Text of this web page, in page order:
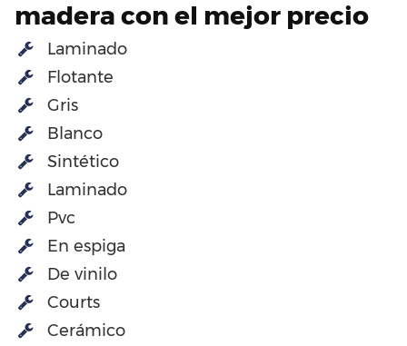
madera con el mejor precio
Laminado
Flotante
Gris
Blanco
Sintético
Laminado
Pvc
En espiga
De vinilo
Courts
Cerámico